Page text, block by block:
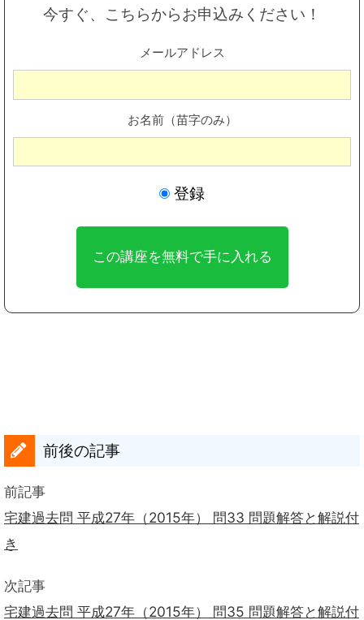
今すぐ、こちらからお申込みください！
メールアドレス
お名前（苗字のみ）
登録
前後の記事
前記事
宅建過去問 平成27年（2015年） 問33 問題解答と解説付
き
次記事
宅建過去問 平成27年（2015年） 問35 問題解答と解説付